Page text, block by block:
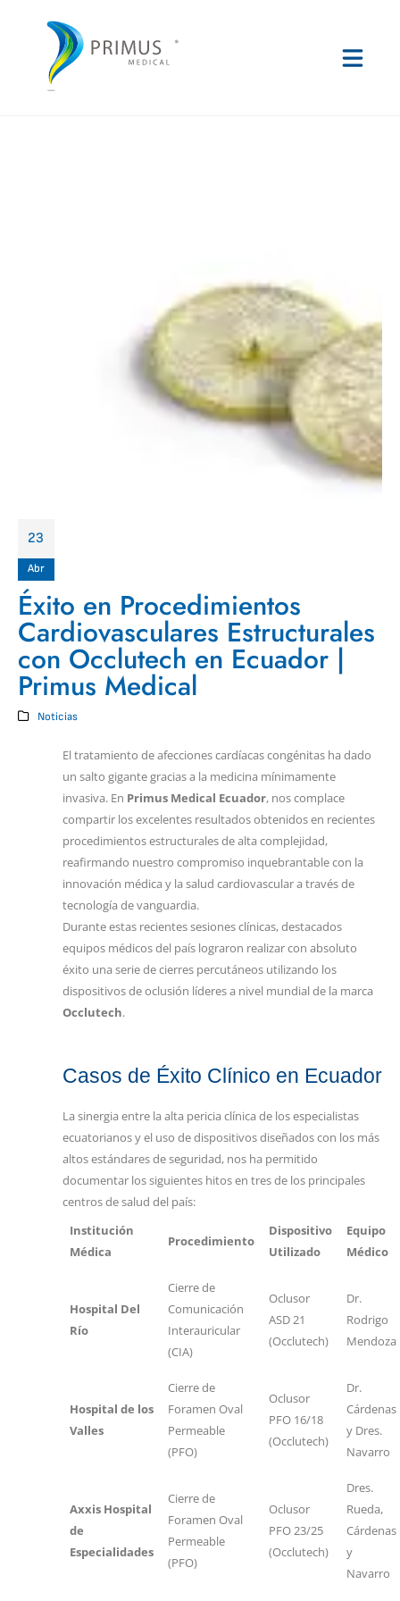
23
Abr
Éxito en Procedimientos
Cardiovasculares Estructurales
con Occlutech en Ecuador |
Primus Medical
Noticias
El tratamiento de afecciones cardíacas congénitas ha dado
un salto gigante gracias a la medicina mínimamente
invasiva. En Primus Medical Ecuador, nos complace
compartir los excelentes resultados obtenidos en recientes
procedimientos estructurales de alta complejidad,
reafirmando nuestro compromiso inquebrantable con la
innovación médica y la salud cardiovascular a través de
tecnología de vanguardia.
Durante estas recientes sesiones clínicas, destacados
equipos médicos del país lograron realizar con absoluto
éxito una serie de cierres percutáneos utilizando los
dispositivos de oclusión líderes a nivel mundial de la marca
Occlutech.
Casos de Éxito Clínico en Ecuador
La sinergia entre la alta pericia clínica de los especialistas
ecuatorianos y el uso de dispositivos diseñados con los más
altos estándares de seguridad, nos ha permitido
documentar los siguientes hitos en tres de los principales
centros de salud del país:
Institución
Médica
Procedimiento
Dispositivo
Utilizado
Equipo
Médico
Hospital Del
Río
Cierre de
Comunicación
Interauricular
(CIA)
Oclusor
ASD 21
(Occlutech)
Dr.
Rodrigo
Mendoza
Hospital de los
Valles
Cierre de
Foramen Oval
Permeable
(PFO)
Oclusor
PFO 16/18
(Occlutech)
Dr.
Cárdenas
y Dres.
Navarro
Axxis Hospital
de
Especialidades
Cierre de
Foramen Oval
Permeable
(PFO)
Oclusor
PFO 23/25
(Occlutech)
Dres.
Rueda,
Cárdenas
y
Navarro